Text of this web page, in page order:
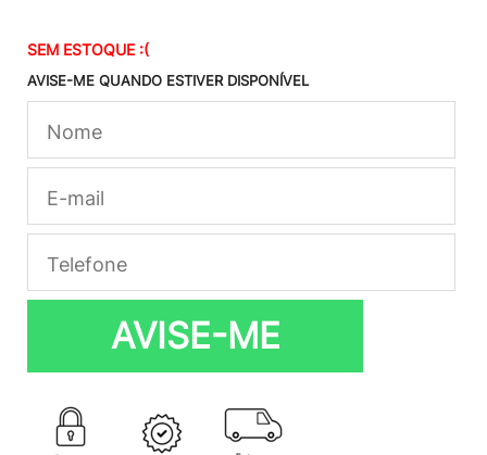
SEM ESTOQUE :(
AVISE-ME QUANDO ESTIVER DISPONÍVEL
AVISE-ME